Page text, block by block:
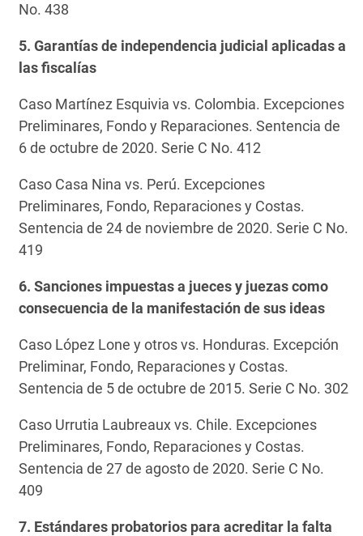
No. 438
5. Garantías de independencia judicial aplicadas a
las fiscalías
Caso Martínez Esquivia vs. Colombia. Excepciones
Preliminares, Fondo y Reparaciones. Sentencia de
6 de octubre de 2020. Serie C No. 412
Caso Casa Nina vs. Perú. Excepciones
Preliminares, Fondo, Reparaciones y Costas.
Sentencia de 24 de noviembre de 2020. Serie C No.
419
6. Sanciones impuestas a jueces y juezas como
consecuencia de la manifestación de sus ideas
Caso López Lone y otros vs. Honduras. Excepción
Preliminar, Fondo, Reparaciones y Costas.
Sentencia de 5 de octubre de 2015. Serie C No. 302
Caso Urrutia Laubreaux vs. Chile. Excepciones
Preliminares, Fondo, Reparaciones y Costas.
Sentencia de 27 de agosto de 2020. Serie C No.
409
7. Estándares probatorios para acreditar la falta